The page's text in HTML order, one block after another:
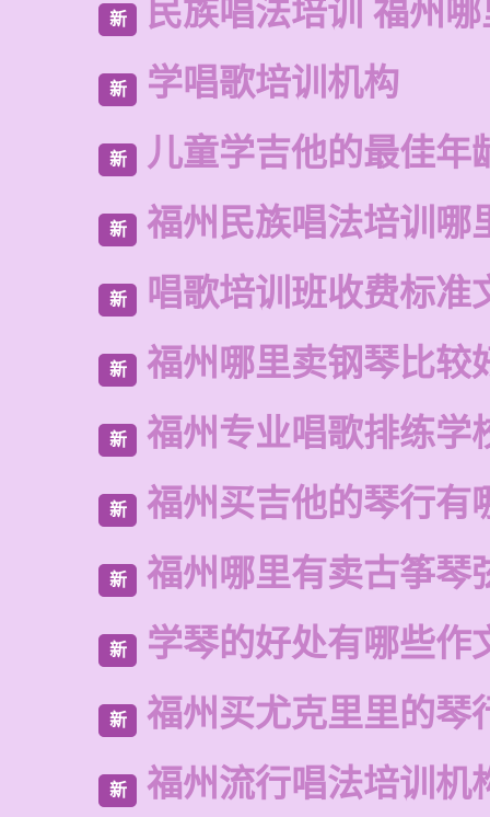
新 民族唱法培训 福州
新 学唱歌培训机构
新 儿童学吉他的最佳年
新 福州民族唱法培训哪
新 唱歌培训班收费标准
新 福州哪里卖钢琴比较
新 福州专业唱歌排练学
新 福州买吉他的琴行有
新 福州哪里有卖古筝琴
新 学琴的好处有哪些作
新 福州买尤克里里的琴
新 福州流行唱法培训机